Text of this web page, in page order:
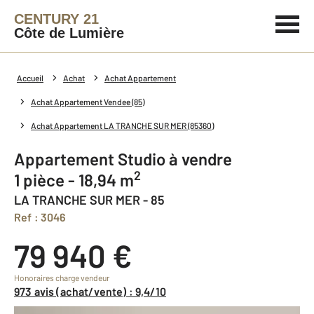
CENTURY 21
Côte de Lumière
Accueil Achat Achat Appartement
Achat Appartement Vendee (85)
Achat Appartement LA TRANCHE SUR MER (85360)
Appartement Studio à vendre
1 pièce - 18,94 m2
LA TRANCHE SUR MER - 85
Ref : 3046
79 940 €
Honoraires charge vendeur
973 avis (achat/vente) : 9,4/10